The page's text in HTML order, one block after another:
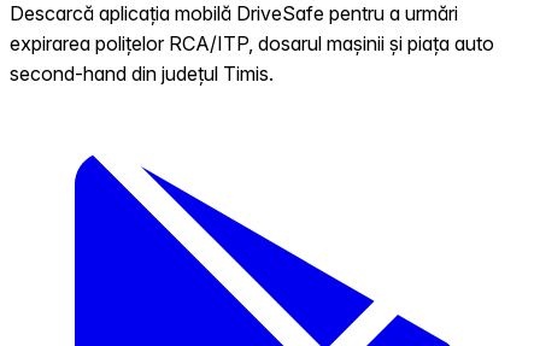
Descarcă aplicația mobilă DriveSafe pentru a urmări
expirarea polițelor RCA/ITP, dosarul mașinii și piața auto
second-hand din județul Timis.